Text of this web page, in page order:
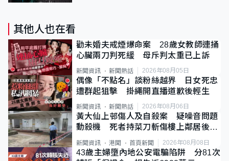
其他人也在看
勸未婚夫戒煙爆命案 28歲女教師連捅
心臟兩刀判死緩 母斥判太重已上訴
新聞資訊 新聞熱話 2026年08月05日
偶像「不點名」談粉絲越界 日女死忠
遭群起狙擊 掛繩開直播道歉後輕生
新聞資訊 新聞熱話 2026年08月06日
黃大仙上邨傷人及自殺案 疑噪音問題
動殺機 死者持菜刀斬傷樓上鄰居後墮
新聞資訊 港聞 首頁新聞 2026年08月08日
43歲主婦墮內地公安電騙陷阱 分81次